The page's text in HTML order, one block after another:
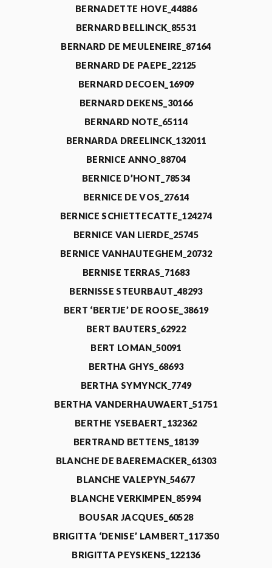
BERNADETTE HOVE_44886
BERNARD BELLINCK_85531
BERNARD DE MEULENEIRE_87164
BERNARD DE PAEPE_22125
BERNARD DECOEN_16909
BERNARD DEKENS_30166
BERNARD NOTE_65114
BERNARDA DREELINCK_132011
BERNICE ANNO_88704
BERNICE D’HONT_78534
BERNICE DE VOS_27614
BERNICE SCHIETTECATTE_124274
BERNICE VAN LIERDE_25745
BERNICE VANHAUTEGHEM_20732
BERNISE TERRAS_71683
BERNISSE STEURBAUT_48293
BERT ‘BERTJE’ DE ROOSE_38619
BERT BAUTERS_62922
BERT LOMAN_50091
BERTHA GHYS_68693
BERTHA SYMYNCK_7749
BERTHA VANDERHAUWAERT_51751
BERTHE YSEBAERT_132362
BERTRAND BETTENS_18139
BLANCHE DE BAEREMACKER_61303
BLANCHE VALEPYN_54677
BLANCHE VERKIMPEN_85994
BOUSAR JACQUES_60528
BRIGITTA ‘DENISE’ LAMBERT_117350
BRIGITTA PEYSKENS_122136